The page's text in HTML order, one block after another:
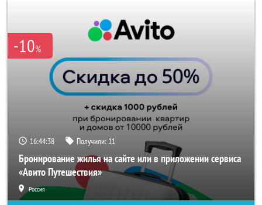
-10%
16:44:38 Получили: 11
Бронирование жилья на сайте или в приложении сервиса
«Авито Путешествия»
Россия